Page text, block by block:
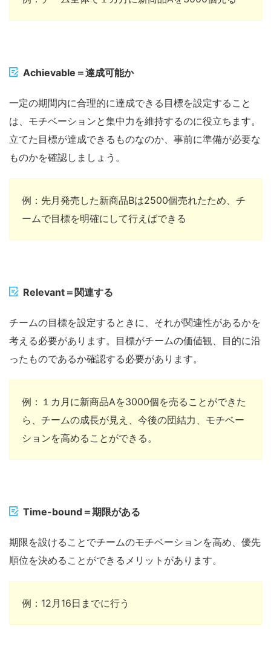
Achievable ＝達成可能か
一定の期間内に合理的に達成できる目標を設定すること
は、モチベーションと集中力を維持するのに役立ちます。
立てた目標が達成できるものなのか、事前に準備が必要な
ものかを確認しましょう。
例：先月発売した新商品Bは2500個売れたため、チ
ームで目標を明確にして行えばできる
Relevant＝関連する
チームの目標を設定するときに、それが関連性があるかを
考える必要があります。目標がチームの価値観、目的に沿
ったものであるか確認する必要があります。
例：１カ月に新商品Aを3000個を売ることができた
ら、チームの成長が見え、今後の団結力、モチベー
ションを高めることができる。
Time-bound＝期限がある
期限を設けることでチームのモチベーションを高め、優先
順位を決めることができるメリットがあります。
例： 12月 16日までに行う